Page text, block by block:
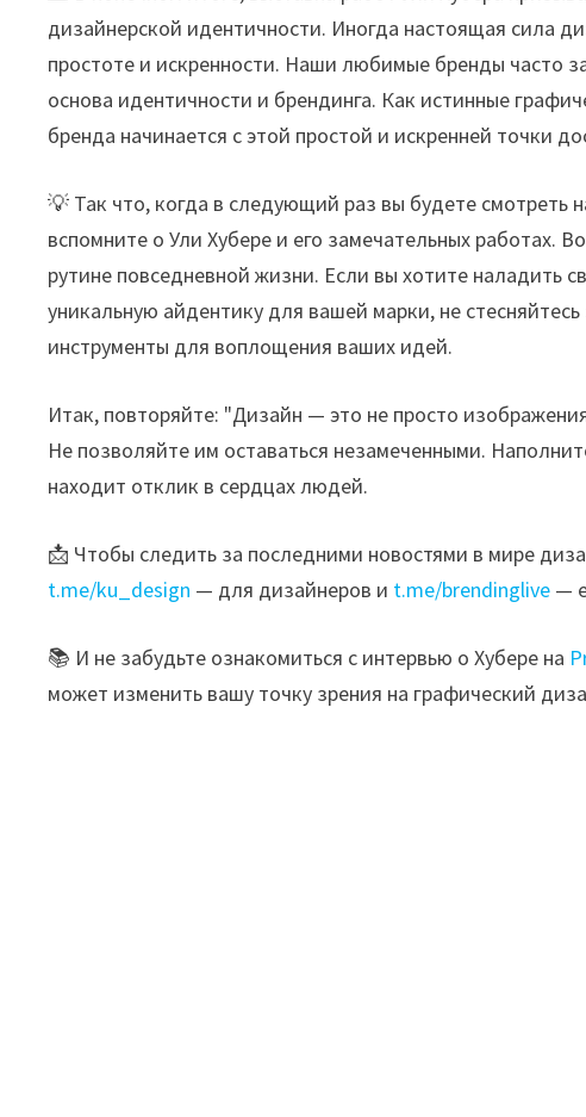
дизайнерской идентичности. Иногда настоящая сила
простоте и искренности. Наши любимые бренды часто
основа идентичности и брендинга. Как истинные
бренда начинается с этой простой и искренней точки
💡 Так что, когда в следующий раз вы будете смотреть
вспомните о Ули Хубере и его замечательных работах.
рутине повседневной жизни. Если вы хотите наладить
уникальную айдентику для вашей марки, не стесняйтесь
инструменты для воплощения ваших идей.
Итак, повторяйте: "Дизайн — это не просто
Не позволяйте им оставаться незамеченными.
находит отклик в сердцах людей.
📩 Чтобы следить за последними новостями в мире
t.me/ku_design — для дизайнеров и t.me/brendinglive —
📚 И не забудьте ознакомиться с интервью о Хубере на
может изменить вашу точку зрения на графический